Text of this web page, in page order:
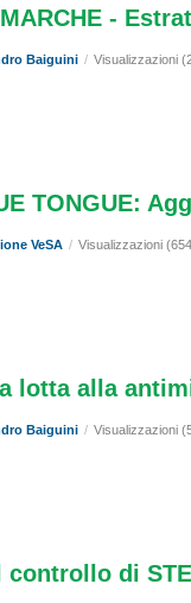
-
Baiguini / Visualizzazioni
TONGUE:
VeSA / Visualizzazioni
lotta alla
Baiguini / Visualizzazioni
controllo di